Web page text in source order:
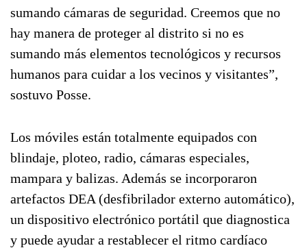
sumando cámaras de seguridad. Creemos que no
hay manera de proteger al distrito si no es
sumando más elementos tecnológicos y recursos
humanos para cuidar a los vecinos y visitantes”,
sostuvo Posse.
Los móviles están totalmente equipados con
blindaje, ploteo, radio, cámaras especiales,
mampara y balizas. Además se incorporaron
artefactos DEA (desfibrilador externo automático),
un dispositivo electrónico portátil que diagnostica
y puede ayudar a restablecer el ritmo cardíaco